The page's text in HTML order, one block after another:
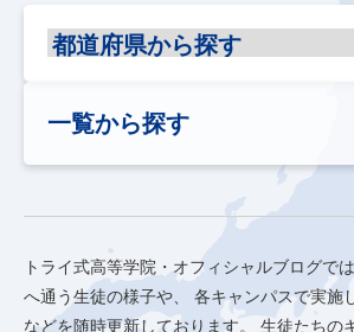
一覧から探す
トライ式高等学院・オフィシャルブログで
へ通う生徒の様子や、
各キャンパスで実施
などを随時更新しております。
生徒たちの